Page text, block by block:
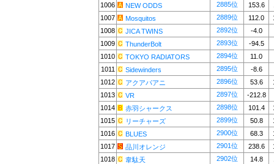
1006
NEW ODDS 2885位 153.6
1007
Mosquitos 2889位 112.0
1008
JICA TWINS 2892位
-4.0
1009
ThunderBolt 2893位
-94.5
1010
TOKYO RADIATORS 2894位
11.0
1011
Sidewinders 2895位
-8.6
1012
アクアパアニ 2896位 53.6
1013
VR 2897位
-212.8
1014
赤羽シャークス 2898位 101.4
1015
リーチャーズ 2899位 50.8
1016
BLUES 2900位 68.3
1017
品川オレンジ 2901位 238.6
1018
韋駄天 2902位 14.8